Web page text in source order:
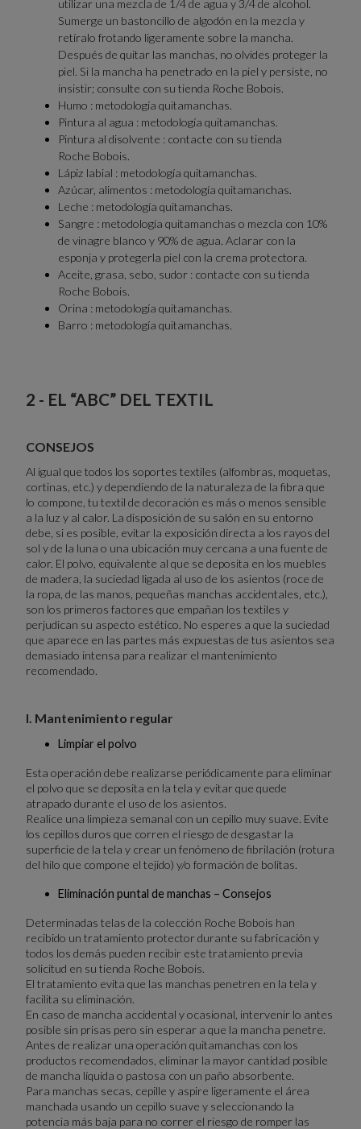
utilizar una mezcla de 1/4 de agua y 3/4 de alcohol.
Sumerge un bastoncillo de algodón en la mezcla y
retíralo frotando ligeramente sobre la mancha.
Después de quitar las manchas, no olvides proteger la
piel. Si la mancha ha penetrado en la piel y persiste, no
insistir; consulte con su tienda Roche Bobois.
Humo : metodología quitamanchas.
Pintura al agua : metodología quitamanchas.
Pintura al disolvente : contacte con su tienda
Roche Bobois.
Lápiz labial : metodología quitamanchas.
Azúcar, alimentos : metodología quitamanchas.
Leche : metodología quitamanchas.
Sangre : metodología quitamanchas o mezcla con 10%
de vinagre blanco y 90% de agua. Aclarar con la
esponja y protegerla piel con la crema protectora.
Aceite, grasa, sebo, sudor : contacte con su tienda
Roche Bobois.
Orina : metodología quitamanchas.
Barro : metodología quitamanchas.
2 - EL “ABC” DEL TEXTIL
CONSEJOS
Al igual que todos los soportes textiles (alfombras, moquetas,
cortinas, etc.) y dependiendo de la naturaleza de la fibra que
lo compone, tu textil de decoración es más o menos sensible
a la luz y al calor. La disposición de su salón en su entorno
debe, si es posible, evitar la exposición directa a los rayos del
sol y de la luna o una ubicación muy cercana a una fuente de
calor. El polvo, equivalente al que se deposita en los muebles
de madera, la suciedad ligada al uso de los asientos (roce de
la ropa, de las manos, pequeñas manchas accidentales, etc.),
son los primeros factores que empañan los textiles y
perjudican su aspecto estético. No esperes a que la suciedad
que aparece en las partes más expuestas de tus asientos sea
demasiado intensa para realizar el mantenimiento
recomendado.
I. Mantenimiento regular
Limpiar el polvo
Esta operación debe realizarse periódicamente para eliminar
el polvo que se deposita en la tela y evitar que quede
atrapado durante el uso de los asientos.
Realice una limpieza semanal con un cepillo muy suave. Evite
los cepillos duros que corren el riesgo de desgastar la
superficie de la tela y crear un fenómeno de fibrilación (rotura
del hilo que compone el tejido) y/o formación de bolitas.
Eliminación puntal de manchas – Consejos
Determinadas telas de la colección Roche Bobois han
recibido un tratamiento protector durante su fabricación y
todos los demás pueden recibir este tratamiento previa
solicitud en su tienda Roche Bobois.
El tratamiento evita que las manchas penetren en la tela y
facilita su eliminación.
En caso de mancha accidental y ocasional, intervenir lo antes
posible sin prisas pero sin esperar a que la mancha penetre.
Antes de realizar una operación quitamanchas con los
productos recomendados, eliminar la mayor cantidad posible
de mancha líquida o pastosa con un paño absorbente.
Para manchas secas, cepille y aspire ligeramente el área
manchada usando un cepillo suave y seleccionando la
potencia más baja para no correr el riesgo de romper las